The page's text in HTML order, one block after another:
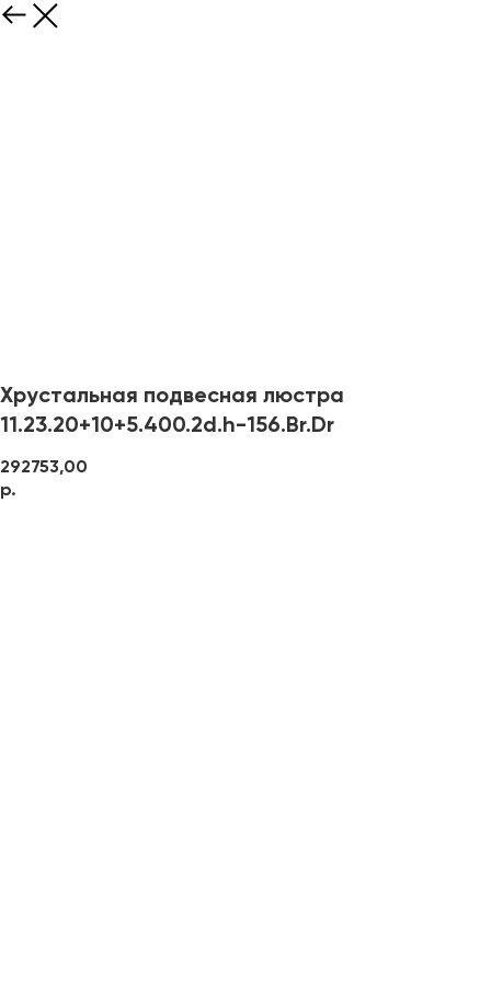
Хрустальная подвесная люстра
11.23.20+10+5.400.2d.h-156.Br.Dr
292753,00
р.